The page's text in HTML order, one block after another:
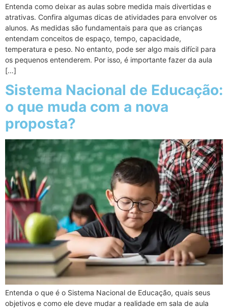
Entenda como deixar as aulas sobre medida mais divertidas e
atrativas. Confira algumas dicas de atividades para envolver os
alunos. As medidas são fundamentais para que as crianças
entendam conceitos de espaço, tempo, capacidade,
temperatura e peso. No entanto, pode ser algo mais difícil para
os pequenos entenderem. Por isso, é importante fazer da aula
[…]
Sistema Nacional de Educação:
o que muda com a nova
proposta?
Entenda o que é o Sistema Nacional de Educação, quais seus
objetivos e como ele deve mudar a realidade em sala de aula